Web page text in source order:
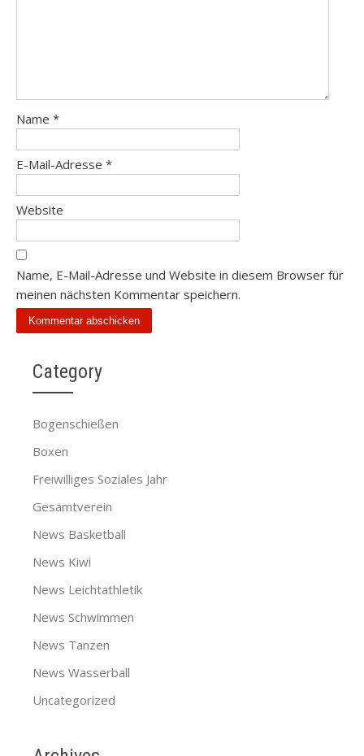
Name *
E-Mail-Adresse *
Website
Name, E-Mail-Adresse und Website in diesem Browser für
meinen nächsten Kommentar speichern.
Category
Bogenschießen
Boxen
Freiwilliges Soziales Jahr
Gesamtverein
News Basketball
News Kiwi
News Leichtathletik
News Schwimmen
News Tanzen
News Wasserball
Uncategorized